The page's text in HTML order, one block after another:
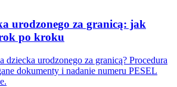
urodzonego za granicą: jak
po kroku
dziecka urodzonego za granicą? Procedura
dokumenty i nadanie numeru PESEL